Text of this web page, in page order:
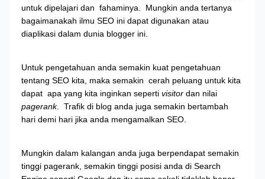
untuk dipelajari dan fahaminya.
Mungkin anda tertanya
bagaimanakah ilmu SEO ini dapat digunakan atau
diaplikasi dalam dunia blogger ini.
Untuk pengetahuan anda semakin kuat pengetahuan
tentang SEO kita, maka semakin cerah peluang untuk kita
dapat apa yang kita inginkan seperti visitor dan nilai
pagerank.
Trafik di blog anda juga semakin bertambah
hari demi hari jika anda mengamalkan SEO.
Mungkin dalam kalangan anda juga berpendapat semakin
tinggi pagerank, semakin tinggi posisi anda di Search